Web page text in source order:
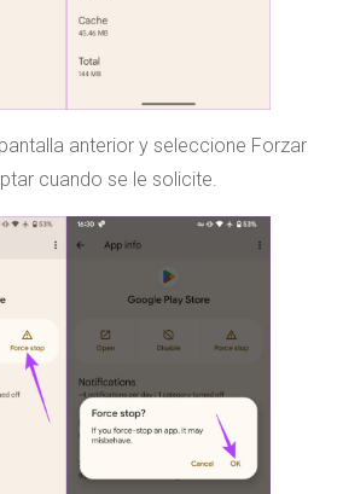
anterior y seleccione Forzar
cuando se le solicite.